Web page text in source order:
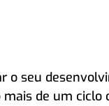
o seu
de um ciclo